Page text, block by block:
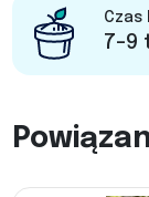
Czas
7-9